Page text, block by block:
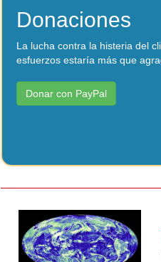
Donaciones
La lucha contra la histeria del
esfuerzos estaría más que
Donar con PayPal